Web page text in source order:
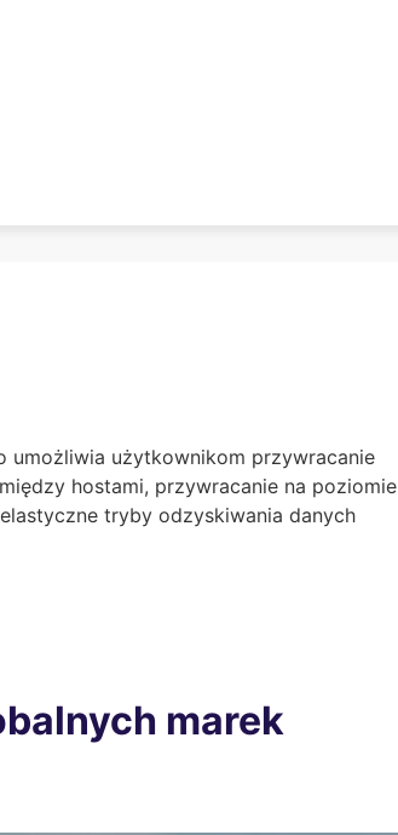
umożliwia użytkownikom przywracanie
hostami, przywracanie na poziomie
tryby odzyskiwania danych
marek